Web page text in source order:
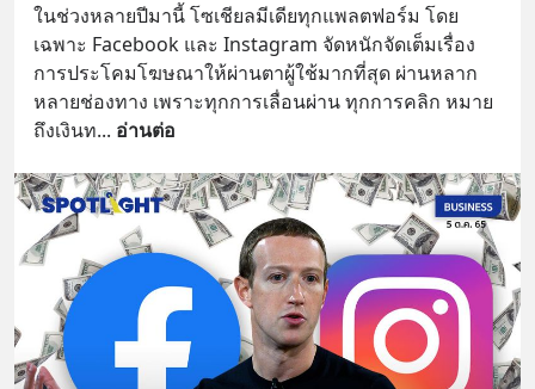
ในช่วงหลายปีมานี้ โซเชียลมีเดียทุกแพลตฟอร์ม โดย
เฉพาะ Facebook และ Instagram จัดหนักจัดเต็มเรื่อง
การประโคมโฆษณาให้ผ่านตาผู้ใช้มากที่สุด ผ่านหลาก
หลายช่องทาง เพราะทุกการเลื่อนผ่าน ทุกการคลิก หมาย
ถึงเงินท... อ่านต่อ